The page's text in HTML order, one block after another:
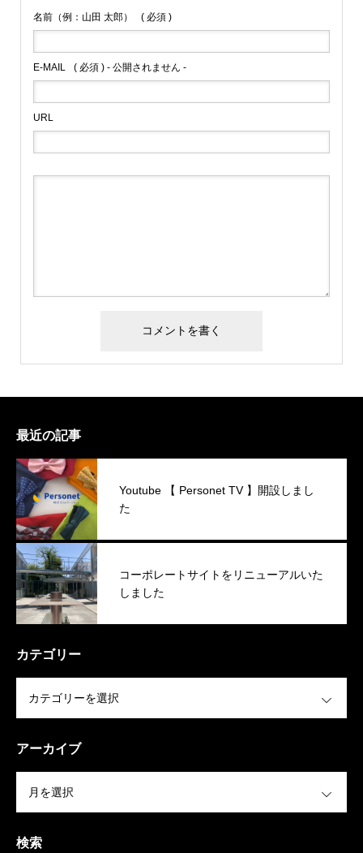
名前（例：山田 太郎） ( 必須 )
E-MAIL ( 必須 ) - 公開されません -
URL
最近の記事
Youtube 【 Personet TV 】開設しまし
た
コーポレートサイトをリニューアルいた
しました
カテゴリー
アーカイブ
検索